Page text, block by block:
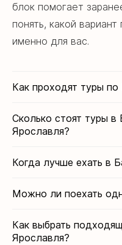
блок помогает
понять, какой
именно для вас.
Как проходят туры по
Сколько стоят туры в
Ярославля?
Когда лучше ехать в
Можно ли поехать
Как выбрать
Ярославля?